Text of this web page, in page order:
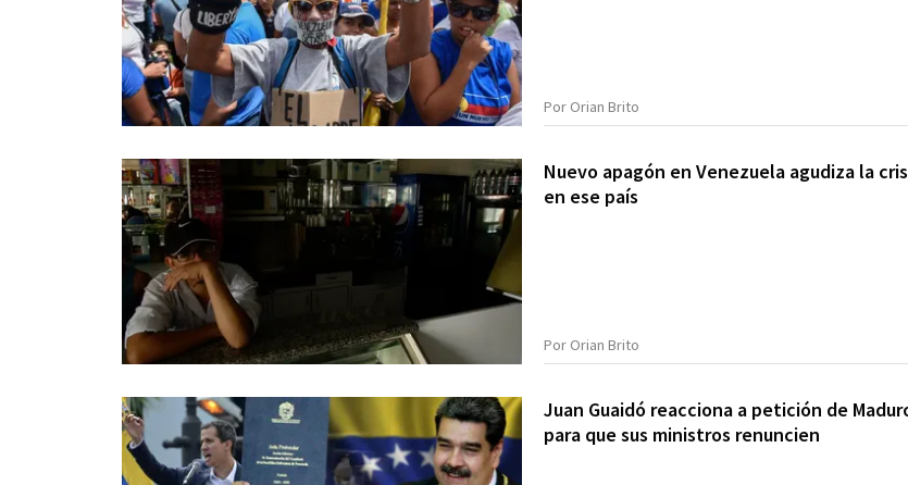
Por Orian Brito
Nuevo apagón en Venezuela agudiza la
en ese país
Por Orian Brito
Juan Guaidó reacciona a petición de
para que sus ministros renuncien